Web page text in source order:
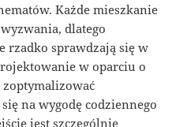
Każde mieszkanie
dlatego
rzadko sprawdzają się w
w oparciu o
na wygodę codziennego
jest szczególnie